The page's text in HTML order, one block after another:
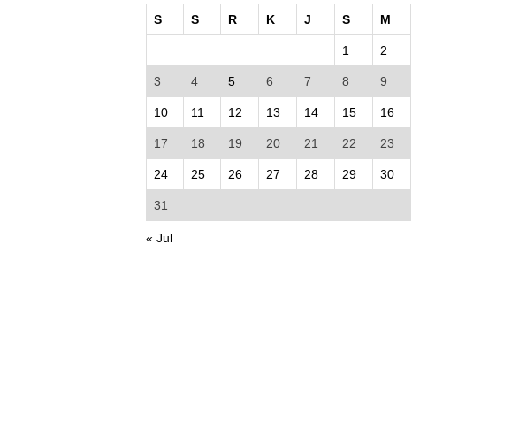
S S R K J S M
1 2
3 4 5 6 7 8 9
10 11 12 13 14 15 16
17 18 19 20 21 22 23
24 25 26 27 28 29 30
31
« Jul